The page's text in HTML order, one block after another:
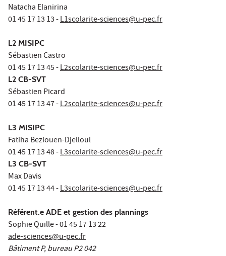
Natacha Elanirina
01 45 17 13 13 -L1scolarite-sciences@u-pec.fr
L2 MISIPC
Sébastien Castro
01 45 17 13 45 -L2scolarite-sciences@u-pec.fr
L2 CB-SVT
Sébastien Picard
01 45 17 13 47 -L2scolarite-sciences@u-pec.fr
L3 MISIPC
Fatiha Beziouen-Djelloul
01 45 17 13 48 -L3scolarite-sciences@u-pec.fr
L3 CB-SVT
Max Davis
01 45 17 13 44 -L3scolarite-sciences@u-pec.fr
Référent.e ADE et gestion des plannings
Sophie Quille - 01 45 17 13 22
ade-sciences@u-pec.fr
Bâtiment P, bureau P2 042